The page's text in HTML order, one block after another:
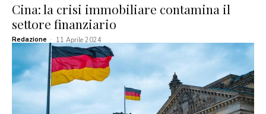
Cina: la crisi immobiliare contamina il
settore finanziario
Redazione - 11 Aprile 2024